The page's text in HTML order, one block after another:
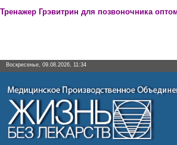
Тренажер Грэвитрин для позвоночника
Воскресенье, 09.08.2026, 11:34